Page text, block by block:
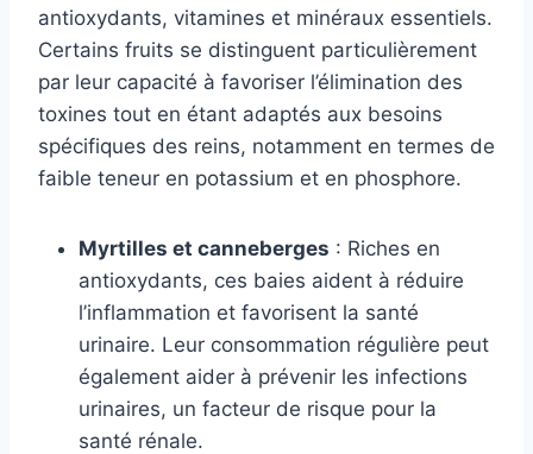
antioxydants, vitamines et minéraux essentiels.
Certains fruits se distinguent particulièrement
par leur capacité à favoriser l’élimination des
toxines tout en étant adaptés aux besoins
spécifiques des reins, notamment en termes de
faible teneur en potassium et en phosphore.
Myrtilles et canneberges : Riches en
antioxydants, ces baies aident à réduire
l’inflammation et favorisent la santé
urinaire. Leur consommation régulière peut
également aider à prévenir les infections
urinaires, un facteur de risque pour la
santé rénale.